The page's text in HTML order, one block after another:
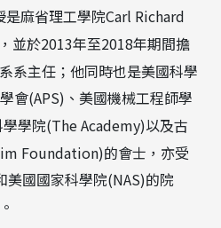
是麻省理工學院Carl Richard
並於2013年至2018年期間擔
系主任；他同時也是美國科學
會(APS)、美國機械工程師學
學院(The Academy)以及古
Foundation)的會士，亦受
美國國家科學院(NAS)的院